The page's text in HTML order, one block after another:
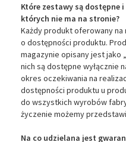
Które zestawy są dostępne
których nie ma na stronie?
Każdy produkt oferowany
o dostępności produktu.
magazynie opisany jest jako
nich są dostępne wyłącznie
okres oczekiwania na
dostępności produktu u
do wszystkich wyrobów
życzenie możemy
Na co udzielana jest